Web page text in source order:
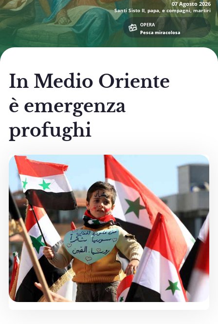
07 Agosto 2026
Santi Sisto II, papa, e compagni, martiri
OPERA
Pesca miracolosa
In Medio Oriente
è emergenza
profughi